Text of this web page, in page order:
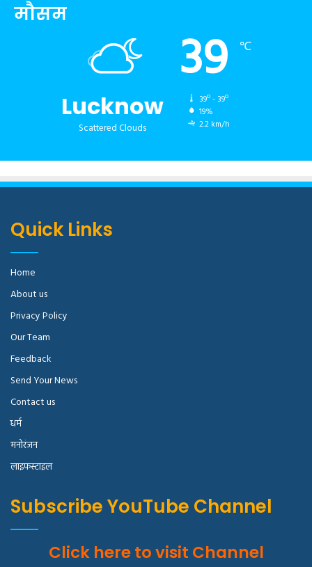
मौसम
Lucknow
Scattered Clouds
39 ℃
39º - 39º
19%
2.2 km/h
Quick Links
Home
About us
Privacy Policy
Our Team
Feedback
Send Your News
Contact us
धर्म
मनोरंजन
लाइफस्टाइल
Subscribe YouTube Channel
Click here to visit Channel